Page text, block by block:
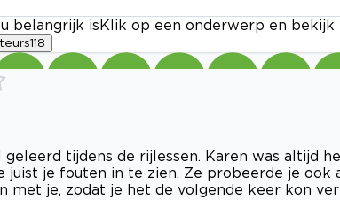
belangrijk is Klik op een onderwerp en
118
tijdens de rijlessen. Karen was altijd
juist je fouten in te zien. Ze probeerde je ook
met je, zodat je het de volgende keer kon